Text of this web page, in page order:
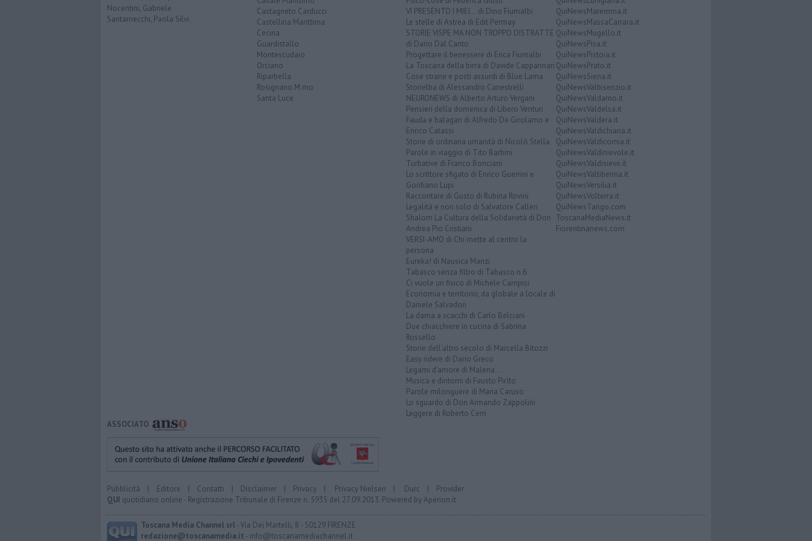
Nocentini, Gabriele
Santarnecchi, Paola Silvi.
Castagneto Carducci
Castellina Marittima
Cecina
Guardistallo
Montescudaio
Orciano
Riparbella
Rosignano M.mo
Santa Luce
VI PRESENTO I MIEI... di Dino Fiumalbi
Le stelle di Astrea di Edit Permay
STORIE VISPE MA NON TROPPO DISTRATTE
di Dario Dal Canto
Progettare il benessere di Erica Fiumalbi
La Toscana della birra di Davide Cappannari
Cose strane e posti assurdi di Blue Lama
Storielba di Alessandro Canestrelli
NEURONEWS di Alberto Arturo Vergani
Pensieri della domenica di Libero Venturi
Fauda e balagan di Alfredo De Girolamo e
Enrico Catassi
Storie di ordinaria umanità di Nicolò Stella
Parole in viaggio di Tito Barbini
Turbative di Franco Bonciani
Lo scrittore sfigato di Enrico Guerrini e
Gordiano Lupi
Raccontare di Gusto di Rubina Rovini
Legalità e non solo di Salvatore Calleri
Shalom La Cultura della Solidarietà di Don
Andrea Pio Cristiani
VERSI-AMO di Chi mette al centro la
persona
Eureka! di Nausica Manzi
Tabasco senza filtro di Tabasco n.6
Ci vuole un fisico di Michele Campisi
Economia e territorio, da globale a locale di
Daniele Salvadori
La dama a scacchi di Carlo Belciani
Due chiacchiere in cucina di Sabrina
Rossello
Storie dell'altro secolo di Marcella Bitozzi
Easy ridere di Dario Greco
Legami d'amore di Malena ...
Musica e dintorni di Fausto Pirìto
Parole milonguere di Maria Caruso
Lo sguardo di Don Armando Zappolini
Leggere di Roberto Cerri
QuiNewsMaremma.it
QuiNewsMassaCarrara.it
QuiNewsMugello.it
QuiNewsPisa.it
QuiNewsPistoia.it
QuiNewsPrato.it
QuiNewsSiena.it
QuiNewsValbisenzio.it
QuiNewsValdarno.it
QuiNewsValdelsa.it
QuiNewsValdera.it
QuiNewsValdichiana.it
QuiNewsValdicornia.it
QuiNewsValdinievole.it
QuiNewsValdisieve.it
QuiNewsValtiberina.it
QuiNewsVersilia.it
QuiNewsVolterra.it
QuiNewsTango.com
ToscanaMediaNews.it
Fiorentinanews.com
ASSOCIATO
Pubblicità | Editore | Contatti | Disclaimer | Privacy | Privacy Nielsen | Durc | Provider
QUI quotidiano online - Registrazione Tribunale di Firenze n. 5935 del 27.09.2013. Powered byAperion.it
Toscana Media Channel srl- Via Dei Martelli, 8 - 50129 FIRENZE
redazione@toscanamedia.it - info@toscanamediachannel.it